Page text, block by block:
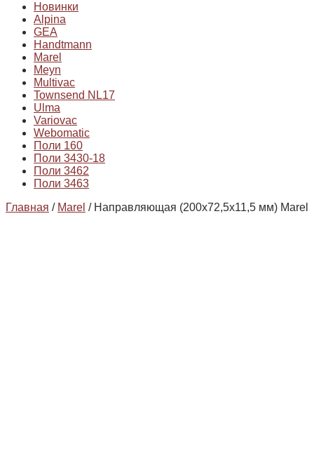
Новинки
Alpina
GEA
Handtmann
Marel
Meyn
Multivac
Townsend NL17
Ulma
Variovac
Webomatic
Поли 160
Поли 3430-18
Поли 3462
Поли 3463
Главная / Marel / Направляющая (200х72,5х11,5 мм) Marel